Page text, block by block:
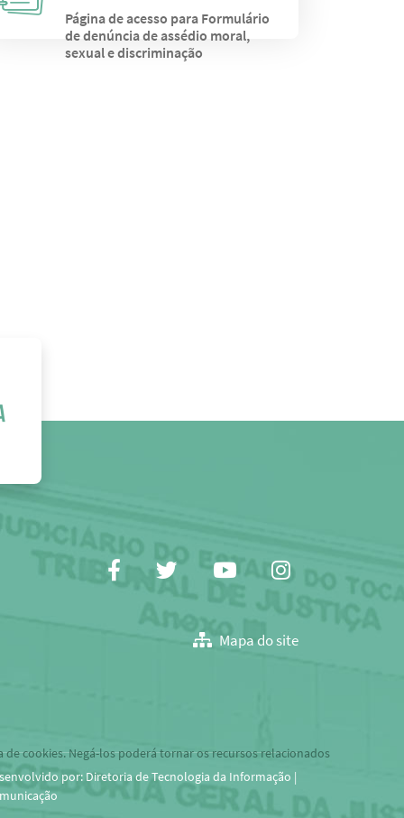
Página de acesso para Formulário
de denúncia de assédio moral,
sexual e discriminação
FacebookTwitterYoutubeInstagram
Mapa do site
por: Diretoria de Tecnologia da Informação |
cookies. Negá-los poderá tornar os recursos relacionados